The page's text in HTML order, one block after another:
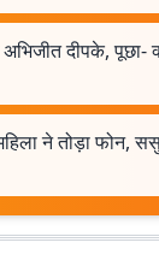
दीपके, पूछा-
ने तोड़ा फोन,